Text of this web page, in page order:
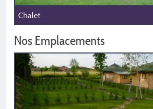
Chalet
Nos Emplacements